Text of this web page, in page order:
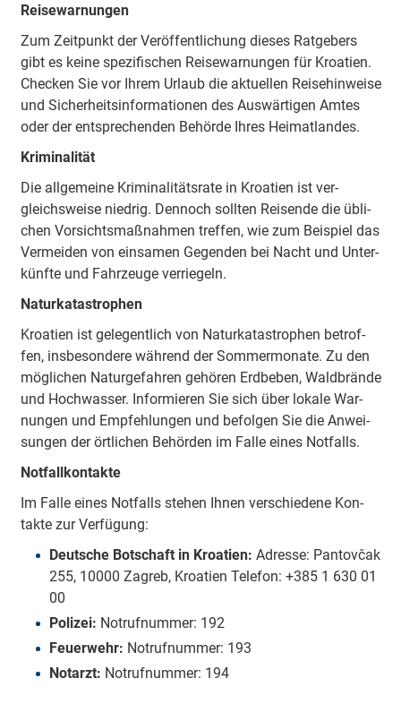
Rei­se­war­nun­gen
Zum Zeit­punkt der Ver­öf­fent­li­chung die­ses Rat­ge­bers
gibt es keine spe­zi­fi­schen Rei­se­war­nun­gen für Kroa­tien.
Che­cken Sie vor Ihrem Ur­laub die ak­tu­el­len Rei­sehin­wei­se
und Si­cher­heits­in­for­ma­ti­o­nen des Aus­wär­ti­gen Amtes
oder der ent­spre­chen­den Be­hör­de Ihres Hei­mat­lan­des.
Kri­mi­na­li­tät
Die all­ge­mei­ne Kri­mi­na­li­täts­ra­te in Kroa­tien ist ver­
gleichs­wei­se nied­rig. Den­noch soll­ten Rei­sen­de die üb­li­
chen Vor­sichts­maß­nah­men tref­fen, wie zum Bei­spiel das
Ver­mei­den von ein­sa­men Ge­gen­den bei Nacht und Un­ter­
künf­te und Fahr­zeu­ge ver­rie­geln.
Na­tur­ka­ta­stro­phen
Kroa­tien ist ge­legent­lich von Na­tur­ka­ta­stro­phen be­trof­
fen, ins­be­son­de­re wäh­rend der Som­mer­mo­na­te. Zu den
mög­li­chen Na­tur­ge­fah­ren ge­hö­ren Erd­be­ben, Wald­brän­de
und Hoch­was­ser. In­for­mie­ren Sie sich über lo­ka­le War­
nun­gen und Emp­feh­lun­gen und be­fol­gen Sie die An­wei­
sun­gen der ört­li­chen Be­hör­den im Falle eines Not­falls.
Not­fall­kon­tak­te
Im Falle eines Not­falls ste­hen Ihnen ver­schie­de­ne Kon­
tak­te zur Ver­fü­gung:
Deut­sche Bot­schaft in Kroa­tien: Adres­se: Pan­tov­čak
255, 10000 Za­greb, Kroa­tien Te­le­fon: +385 1 630 01
00
Po­li­zei: Not­ruf­num­mer: 192
Feu­er­wehr: Not­ruf­num­mer: 193
Not­arzt: Not­ruf­num­mer: 194